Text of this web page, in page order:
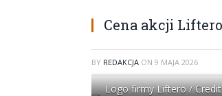
Cena akcji
BY REDAKCJA ON 9 MAJA 2026
Logo firmy Liftero /